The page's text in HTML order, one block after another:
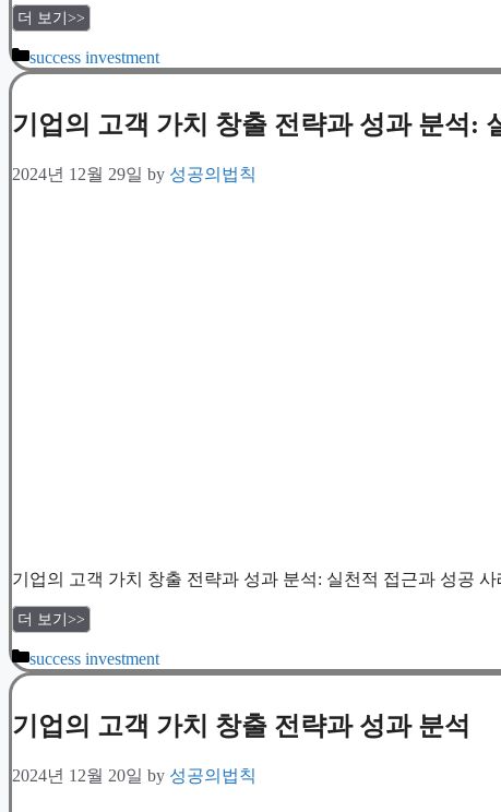
더 보기>>
Categories
success investment
기업의 고객 가치 창출 전략과 성과 분석:
2024년 12월 29일 by 성공의법칙
기업의 고객 가치 창출 전략과 성과 분석: 실천적 접근과 성공
더 보기>>
Categories
success investment
기업의 고객 가치 창출 전략과 성과 분석
2024년 12월 20일 by 성공의법칙